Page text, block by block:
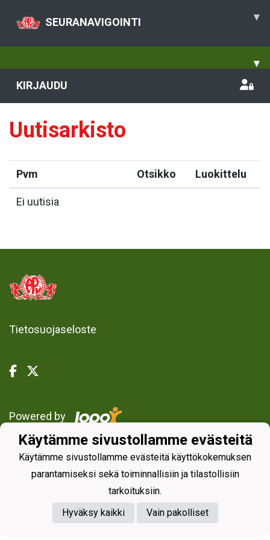
SEURANAVIGOINTI ▾
▾
KIRJAUDU
Uutisarkisto
Pvm Otsikko Luokittelu
Ei uutisia
Tietosuojaseloste
Powered by
Käytämme sivustollamme evästeitä
Käytämme sivustollamme evästeitä käyttökokemuksen
parantamiseksi sekä toiminnallisiin ja tilastollisiin
tarkoituksiin.
Hyväksy kaikki
Vain pakolliset